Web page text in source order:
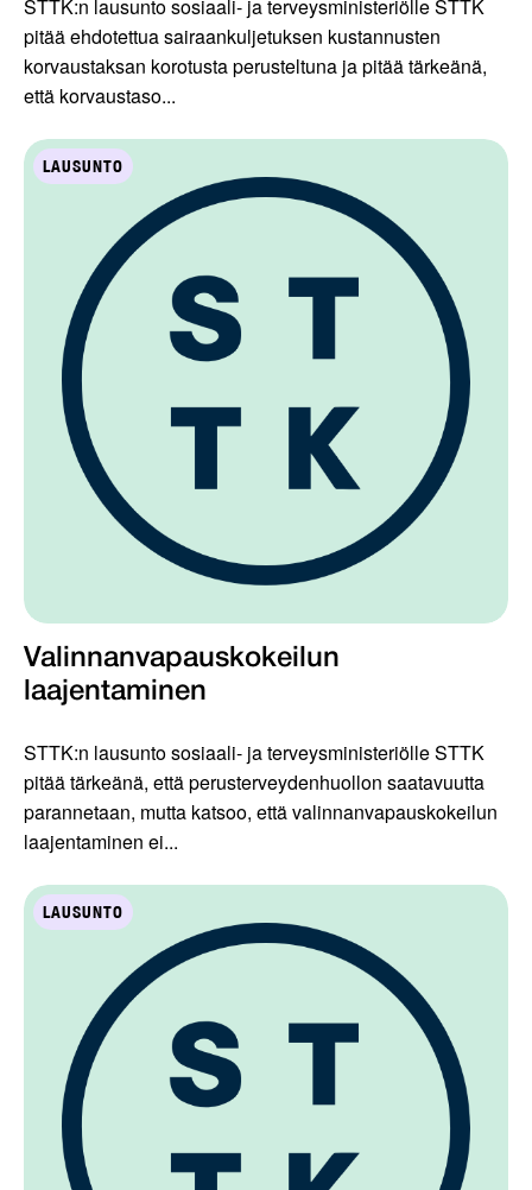
STTK:n lausunto sosiaali- ja terveysministeriölle STTK
pitää ehdotettua sairaankuljetuksen kustannusten
korvaustaksan korotusta perusteltuna ja pitää tärkeänä,
että korvaustaso...
LAUSUNTO
Valinnanvapauskokeilun
laajentaminen
STTK:n lausunto sosiaali- ja terveysministeriölle STTK
pitää tärkeänä, että perusterveydenhuollon saatavuutta
parannetaan, mutta katsoo, että valinnanvapauskokeilun
laajentaminen ei...
LAUSUNTO